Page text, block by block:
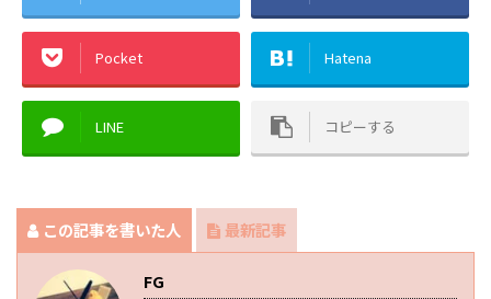
Pocket Hatena
LINE コピーする
この記事を書いた人 最新記事
FG